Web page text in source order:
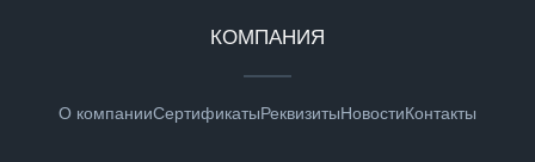
КОМПАНИЯ
О компанииСертификатыРеквизитыНовостиКонтакты